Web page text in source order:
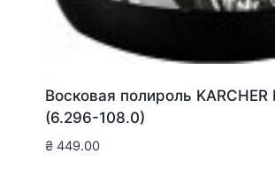
Восковая полироль
(6.296-108.0)
₴ 449.00